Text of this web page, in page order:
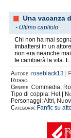
Una vacanza
- Ultimo capitolo
Chi non ha mai
imbattersi in un
non era neanche
le cambierà la vita.
Autore: roseblack13
Rosso
Genere: Commedia,
Tipo di coppia: Het |
Personaggi: Altri,
Categoria: Fanfic su